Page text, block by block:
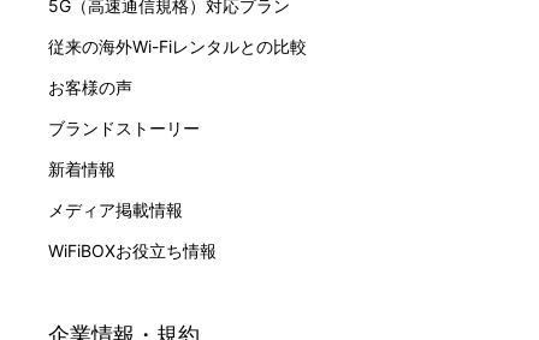
5G（高速通信規格）対応プラン
従来の海外Wi-Fiレンタルとの比較
お客様の声
ブランドストーリー
新着情報
メディア掲載情報
WiFiBOXお役立ち情報
企業情報・規約